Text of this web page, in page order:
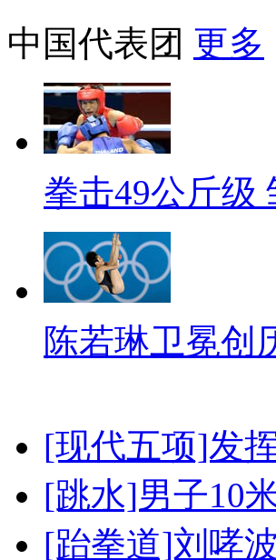
中国代表团 更多
拳击49公斤级
陈若琳卫冕创
[现代五项]发
[跳水]男子10
[跆拳道]刘哮